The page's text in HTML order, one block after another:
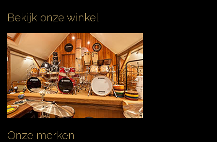
Bekijk onze winkel
Onze merken